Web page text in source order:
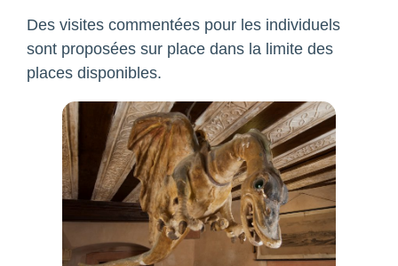
Des visites commentées pour les individuels
sont proposées sur place dans la limite des
places disponibles.